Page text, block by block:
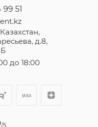
99 51
д.8,
до 18:00
/5